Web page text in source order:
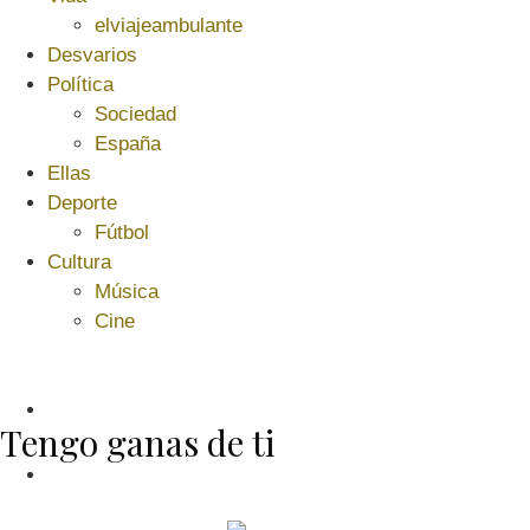
elviajeambulante
Desvarios
Política
Sociedad
España
Ellas
Deporte
Fútbol
Cultura
Música
Cine
Tengo ganas de ti